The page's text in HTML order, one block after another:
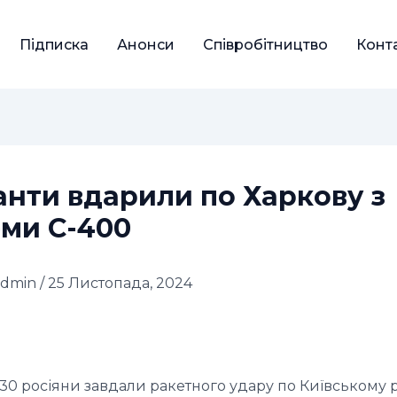
Підписка Анонси Співробітництво
вдарили по Харкову з
С-400
/ 25 Листопада, 2024
росіяни завдали ракетного удару по Київському